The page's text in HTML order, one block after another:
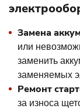
Замена
или
заменить
заменяемых
Ремонт
за износа